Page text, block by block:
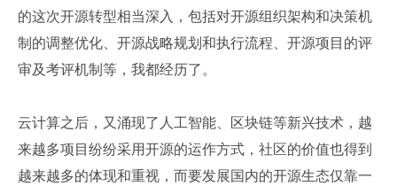
的这次开源转型相当深入，包括对开源组织架构和决策机
制的调整优化、开源战略规划和执行流程、开源项目的评
审及考评机制等，我都经历了。
云计算之后，又涌现了人工智能、区块链等新兴技术，越
来越多项目纷纷采用开源的运作方式，社区的价值也得到
越来越多的体现和重视，而要发展国内的开源生态仅靠一